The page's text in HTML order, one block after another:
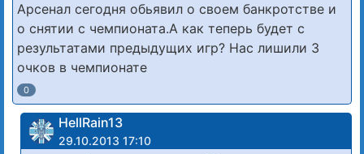
Арсенал сегодня обьявил о своем банкротстве и
о снятии с чемпионата.А как теперь будет с
результатами предыдущих игр? Нас лишили 3
очков в чемпионате
0
HellRain13
29.10.2013 17:10